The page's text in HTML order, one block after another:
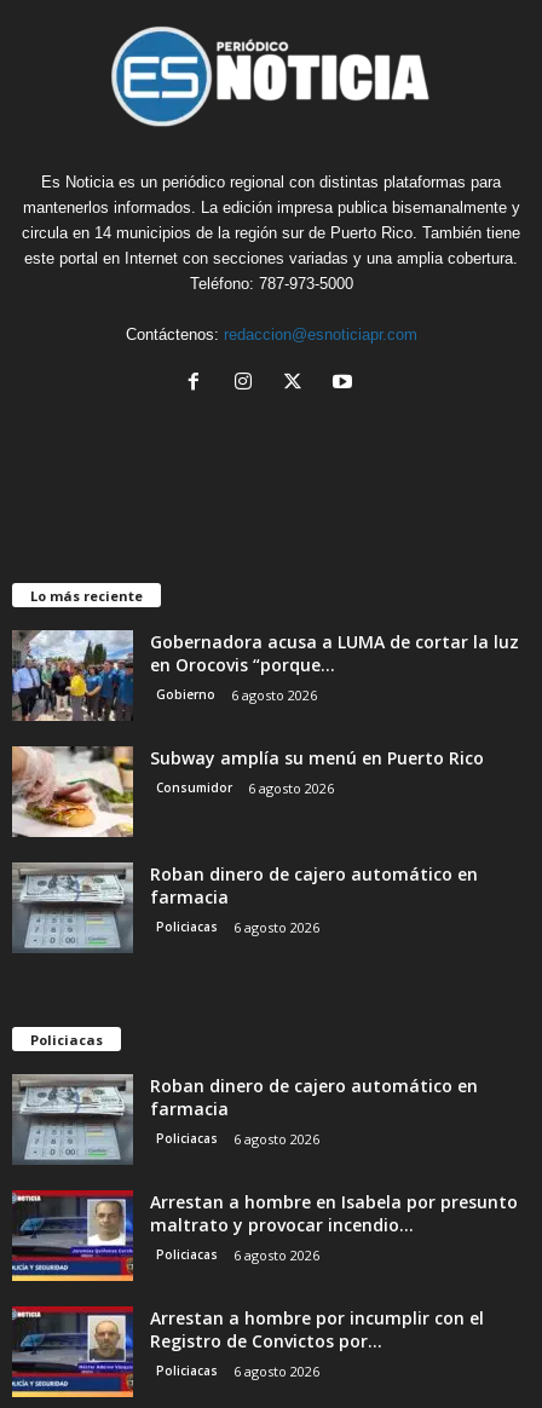
Es Noticia es un periódico regional con distintas plataformas para
mantenerlos informados. La edición impresa publica bisemanalmente y
circula en 14 municipios de la región sur de Puerto Rico. También tiene
este portal en Internet con secciones variadas y una amplia cobertura.
Teléfono: 787-973-5000
Contáctenos: redaccion@esnoticiapr.com
Lo más reciente
Gobernadora acusa a LUMA de cortar la luz
en Orocovis “porque...
Gobierno 6 agosto 2026
Subway amplía su menú en Puerto Rico
Consumidor 6 agosto 2026
Roban dinero de cajero automático en
farmacia
Policiacas 6 agosto 2026
Policiacas
Roban dinero de cajero automático en
farmacia
Policiacas 6 agosto 2026
Arrestan a hombre en Isabela por presunto
maltrato y provocar incendio...
Policiacas 6 agosto 2026
Arrestan a hombre por incumplir con el
Registro de Convictos por...
Policiacas 6 agosto 2026